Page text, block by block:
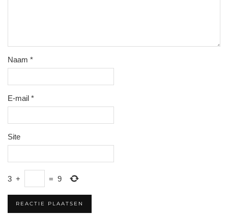
Naam *
E-mail *
Site
3 + = 9